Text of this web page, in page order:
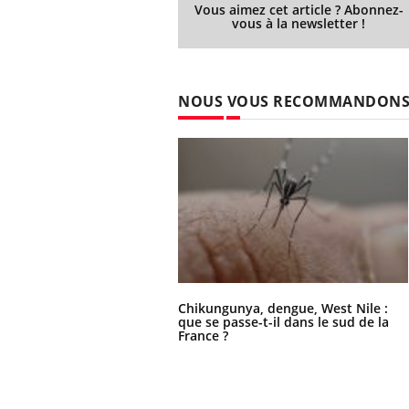
Vous aimez cet article ? Abonnez-
vous à la newsletter !
NOUS VOUS RECOMMANDONS
Chikungunya, dengue, West Nile :
que se passe-t-il dans le sud de la
France ?
Le Ramadan approche, et, pour de
nombreuses personnes atteintes de
diabète, c'est une période de questions, de